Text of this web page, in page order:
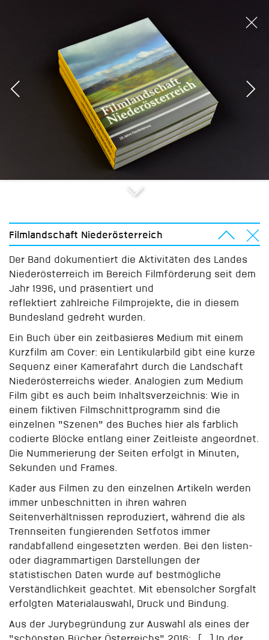
Filmlandschaft Niederösterreich
Der Band dokumentiert die Aktivitäten des Landes
Niederösterreich im Bereich Filmförderung seit dem
Jahr 1996, und präsentiert und
reflektiert zahlreiche Filmprojekte, die in diesem
Bundesland gedreht wurden.
Ein Buch über ein zeitbasieres Medium mit einem
Kurzfilm am Cover: ein Lentikularbild gibt eine kurze
Sequenz einer Kamerafahrt durch die Landschaft
Niederösterreichs wieder. Analogien zum Medium
Film gibt es auch beim Inhaltsverzeichnis: Wie in
einem fiktiven Filmschnittprogramm sind die
einzelnen "Szenen" des Buches hier als farblich
codierte Blöcke entlang einer Zeitleiste angeordnet.
Die Nummerierung der Seiten erfolgt in Minuten,
Sekunden und Frames.
Kader aus Filmen zu den einzelnen Artikeln werden
immer unbeschnitten in ihren wahren
Seitenverhältnissen reproduziert, während die als
Trennseiten fungierenden Setfotos immer
randabfallend eingesetzten werden. Bei den listen-
oder diagrammartigen Darstellungen der
statistischen Daten wurde auf bestmögliche
Verständlichkeit geachtet. Mit ebensolcher Sorgfalt
erfolgten Materialauswahl, Druck und Bindung.
Aus der Jurybegründung zur Auswahl als eines der